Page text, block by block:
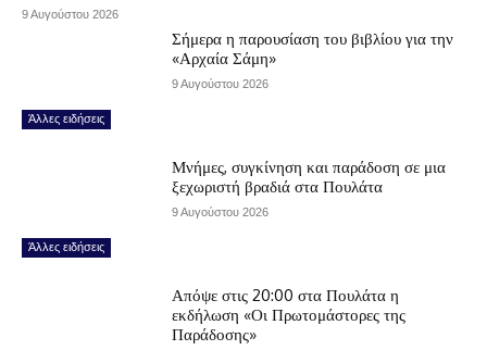
9 Αυγούστου 2026
Άλλες ειδήσεις
Σήμερα η παρουσίαση του βιβλίου για την
«Αρχαία Σάμη»
9 Αυγούστου 2026
Άλλες ειδήσεις
Μνήμες, συγκίνηση και παράδοση σε μια
ξεχωριστή βραδιά στα Πουλάτα
9 Αυγούστου 2026
Απόψε στις 20:00 στα Πουλάτα η
εκδήλωση «Οι Πρωτομάστορες της
Παράδοσης»